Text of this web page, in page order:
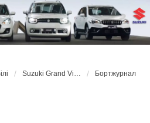
Suzuki Grand Vitara Бортжурнал